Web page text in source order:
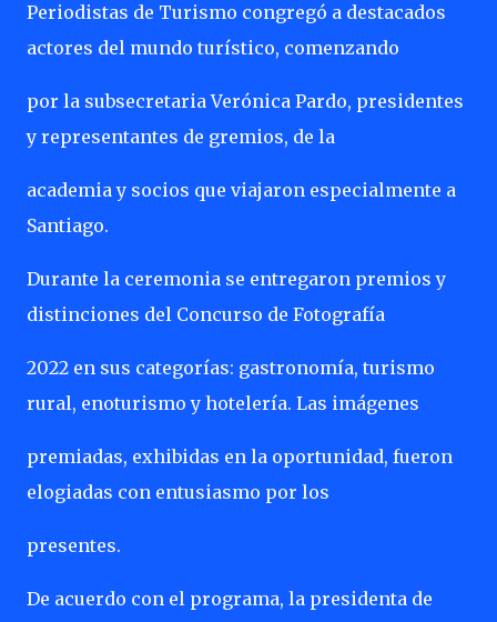
Periodistas de Turismo congregó a destacados
actores del mundo turístico, comenzando
por la subsecretaria Verónica Pardo, presidentes
y representantes de gremios, de la
academia y socios que viajaron especialmente a
Santiago.
Durante la ceremonia se entregaron premios y
distinciones del Concurso de Fotografía
2022 en sus categorías: gastronomía, turismo
rural, enoturismo y hotelería. Las imágenes
premiadas, exhibidas en la oportunidad, fueron
elogiadas con entusiasmo por los
presentes.
De acuerdo con el programa, la presidenta de